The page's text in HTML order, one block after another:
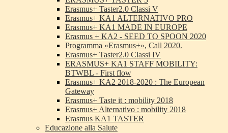
Erasmus+ Taster2.0 Classi V
Erasmus+ KA1 ALTERNATIVO PRO
Erasmus+ KA1 MADE IN EUROPE
Erasmus + KA2 - SEED TO SPOON 2020
Programma «Erasmus+», Call 2020.
Erasmus+ Taster2.0 Classi IV
ERASMUS+ KA1 STAFF MOBILITY:
BTWBL - First flow
Erasmus+ KA2 2018-2020 : The European
Gateway
Erasmus+ Taste it : mobility 2018
Erasmus+ Alternativo : mobility 2018
Erasmus KA1 TASTER
Educazione alla Salute